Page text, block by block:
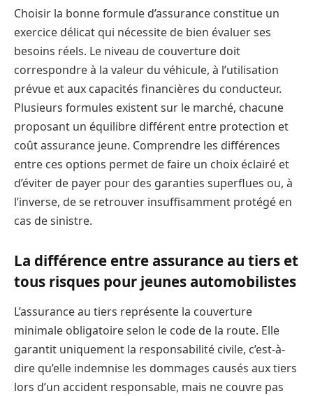
Choisir la bonne formule d’assurance constitue un
exercice délicat qui nécessite de bien évaluer ses
besoins réels. Le niveau de couverture doit
correspondre à la valeur du véhicule, à l’utilisation
prévue et aux capacités financières du conducteur.
Plusieurs formules existent sur le marché, chacune
proposant un équilibre différent entre protection et
coût assurance jeune. Comprendre les différences
entre ces options permet de faire un choix éclairé et
d’éviter de payer pour des garanties superflues ou, à
l’inverse, de se retrouver insuffisamment protégé en
cas de sinistre.
La différence entre assurance au tiers et
tous risques pour jeunes automobilistes
L’assurance au tiers représente la couverture
minimale obligatoire selon le code de la route. Elle
garantit uniquement la responsabilité civile, c’est-à-
dire qu’elle indemnise les dommages causés aux tiers
lors d’un accident responsable, mais ne couvre pas